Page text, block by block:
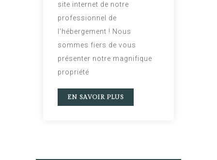
site internet de notre
professionnel de
l'hébergement ! Nous
sommes fiers de vous
présenter notre magnifique
propriété
EN SAVOIR PLUS